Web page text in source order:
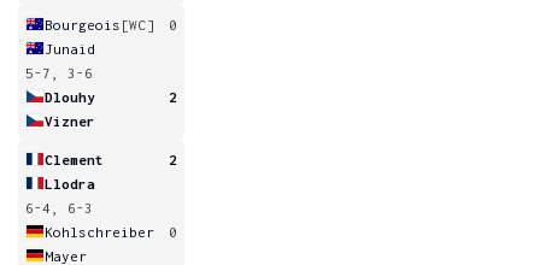
Bourgeois [WC]
0
Junaid
5-7, 3-6
Dlouhy
2
Vizner
Clement
2
Llodra
6-4, 6-3
Kohlschreiber
0
Mayer